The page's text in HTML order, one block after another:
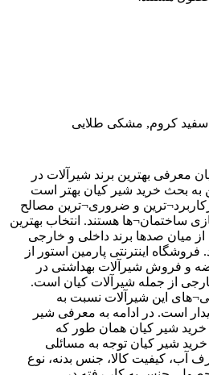
سفید کروم, مشکی طلایی
معرفی بهترین برند شیرآلات در
به بحث خرید شیر کیان بهتر است
و ضروری¬ترین مصالح
ساختمان¬ها هستند. انتخاب بهترین
میان صدها برند داخلی و خارجی
اینترنتی پارمین استور از
و فروش شیرآلات بهداشتی در
از جمله شیرآلات کیان است.
این شیرآلات نسبت به
است. در ادامه به معرفی شیر
شیر کیان همان طور که
شیر کیان توجه به مسائلی
کیفیت کالا، جنس بدنه، نوع